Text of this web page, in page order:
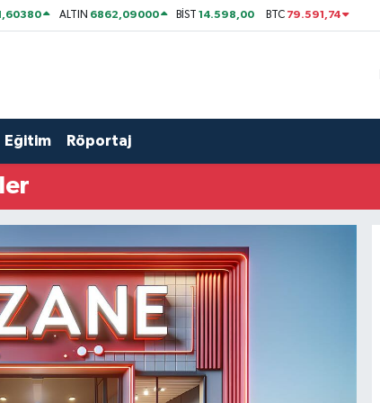
ALTIN 6862,09000 BİST14.598,00 BTC 79.591,74
Eğitim Röportaj